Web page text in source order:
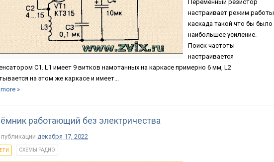
Переменный резистор
настраивает режим работы
каскада такой что бы было
наибольшее усиление.
Поиск частоты
настраивается
C1. L1 имеет 9 витков намотанных на каркасе примерно 6 мм, L2
на этом же каркасе и имеет...
»
работающий без электричества
декабря 17, 2022
СХЕМЫ РАДИО